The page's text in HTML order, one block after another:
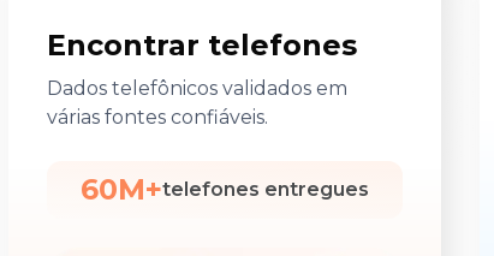
Encontrar telefones
Dados telefônicos validados em
várias fontes confiáveis.
60M+telefones entregues